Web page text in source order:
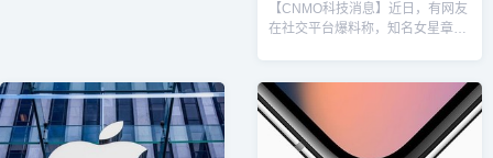
果App Store的直播间，并正式宣
布iPhone Air将于10月17日上午9
点开启预购，并于10月22日全...
【CNMO科技消息】近日，有网友
在社交平台爆料称，知名女星章若
悉，章若楠为员工新换的手机正是
时下火热的iPhone 17 Pro系列。
章若楠实际上，引爆网络羡慕潮的
还有另一家科技媒体公司“影视飓